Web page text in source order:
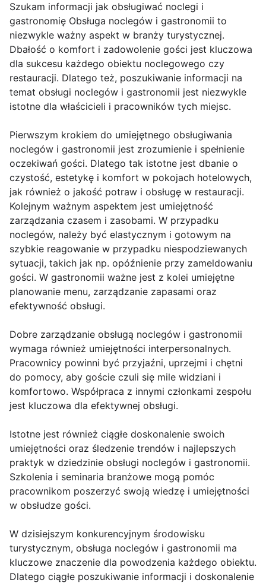
Szukam informacji jak obsługiwać noclegi i
gastronomię Obsługa noclegów i gastronomii to
niezwykle ważny aspekt w branży turystycznej.
Dbałość o komfort i zadowolenie gości jest kluczowa
dla sukcesu każdego obiektu noclegowego czy
restauracji. Dlatego też, poszukiwanie informacji na
temat obsługi noclegów i gastronomii jest niezwykle
istotne dla właścicieli i pracowników tych miejsc.
Pierwszym krokiem do umiejętnego obsługiwania
noclegów i gastronomii jest zrozumienie i spełnienie
oczekiwań gości. Dlatego tak istotne jest dbanie o
czystość, estetykę i komfort w pokojach hotelowych,
jak również o jakość potraw i obsługę w restauracji.
Kolejnym ważnym aspektem jest umiejętność
zarządzania czasem i zasobami. W przypadku
noclegów, należy być elastycznym i gotowym na
szybkie reagowanie w przypadku niespodziewanych
sytuacji, takich jak np. opóźnienie przy zameldowaniu
gości. W gastronomii ważne jest z kolei umiejętne
planowanie menu, zarządzanie zapasami oraz
efektywność obsługi.
Dobre zarządzanie obsługą noclegów i gastronomii
wymaga również umiejętności interpersonalnych.
Pracownicy powinni być przyjaźni, uprzejmi i chętni
do pomocy, aby goście czuli się mile widziani i
komfortowo. Współpraca z innymi członkami zespołu
jest kluczowa dla efektywnej obsługi.
Istotne jest również ciągłe doskonalenie swoich
umiejętności oraz śledzenie trendów i najlepszych
praktyk w dziedzinie obsługi noclegów i gastronomii.
Szkolenia i seminaria branżowe mogą pomóc
pracownikom poszerzyć swoją wiedzę i umiejętności
w obsłudze gości.
W dzisiejszym konkurencyjnym środowisku
turystycznym, obsługa noclegów i gastronomii ma
kluczowe znaczenie dla powodzenia każdego obiektu.
Dlatego ciągłe poszukiwanie informacji i doskonalenie